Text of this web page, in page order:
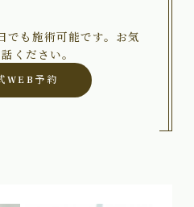
も施術可能です。お気
ください。
WEB予約